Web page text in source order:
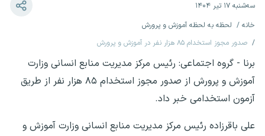
سه‌شنبه ۱۷ تیر ۱۴۰۴
خانه
لحظه به لحظه آموزش و پرورش
صدور مجوز استخدام ۸۵ هزار نفر در آموزش و پرورش
برنا - گروه اجتماعی: ‎رئیس مرکز مدیریت منابع انسانی وزارت
آموزش و پرورش از صدور مجوز استخدام ۸۵ هزار نفر از طریق
آزمون استخدامی خبر داد.
‎علی باقرزاده رئیس مرکز مدیریت منابع انسانی وزارت آموزش و